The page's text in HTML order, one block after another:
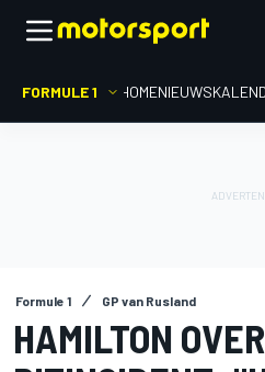
FORMULE 1 HOMENIEUWS
Formule 1 GP van Rusland
HAMILTON OVER